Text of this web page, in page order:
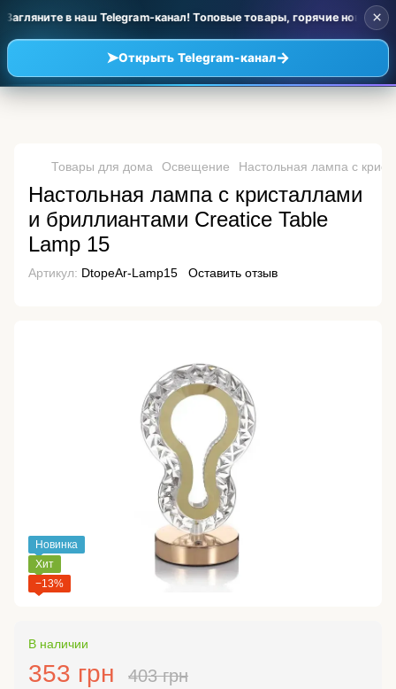
в наш Telegram-канал! Топовые товары, горячие новинки
➤Открыть Telegram-канал→
×
Товары для дома Освещение Настольная лампа с
Настольная лампа с кристаллами
и бриллиантами Creatice Table
Lamp 15
Артикул: DtopeAr-Lamp15 Оставить отзыв
Новинка
Хит
−13%
В наличии
353 грн 403 грн